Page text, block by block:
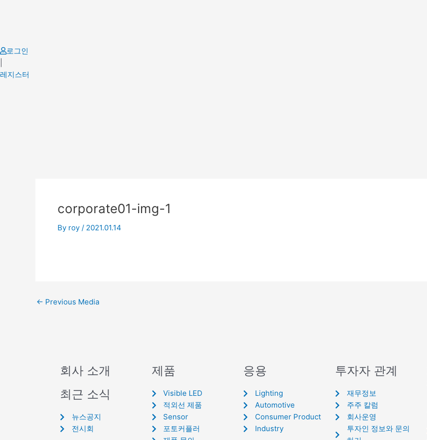
로그인
레지스터
corporate01-img-1
By roy / 2021.01.14
← Previous Media
회사 소개
최근 소식
뉴스공지
전시회
제품
Visible LED
적외선 제품
Sensor
포토커플러
응용
Lighting
Automotive
Consumer Product
Industry
투자자 관계
재무정보
주주 칼럼
회사운영
투자인 정보와 문의